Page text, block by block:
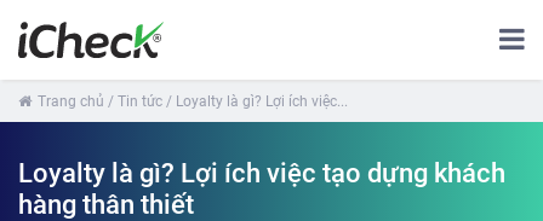
Trang chủ / Tin tức / Loyalty là gì? Lợi ích việc...
Loyalty là gì? Lợi ích việc tạo dựng khách
hàng thân thiết